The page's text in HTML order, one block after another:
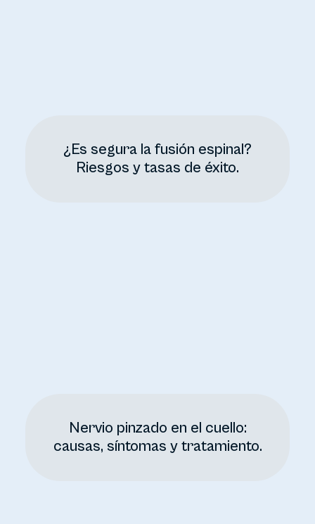
¿Es segura la fusión espinal?
Riesgos y tasas de éxito.
Nervio pinzado en el cuello:
causas, síntomas y tratamiento.